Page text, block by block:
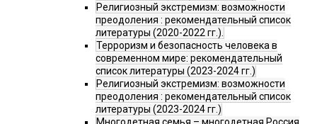
Религиозный экстремизм: возможности
преодоления : рекомендательный список
литературы (2020-2022 гг.).
Терроризм и безопасность человека в
современном мире: рекомендательный
список литературы (2023-2024 гг.)
Религиозный экстремизм: возможности
преодоления : рекомендательный список
литературы (2023-2024 гг.)